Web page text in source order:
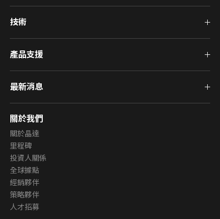
技術
產品支援
最新消息
關於我們
關於晶達
里程碑
投資人關係
全球據點
經銷夥伴
策略夥伴
人才招募